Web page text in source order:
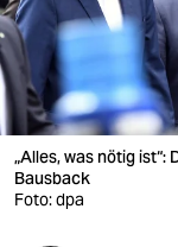
wahrheit
verlag
verlag
veranstaltungen
„Alles, was nötig
Bausback
Foto: dpa